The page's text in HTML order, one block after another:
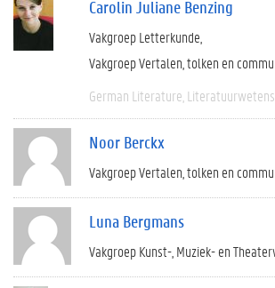
Carolin Juliane Benzing
Vakgroep Letterkunde
Vakgroep Vertalen, tolken en
German Literature
Noor Berckx
Vakgroep Vertalen, tolken en
Luna Bergmans
Vakgroep Kunst-, Muziek- en